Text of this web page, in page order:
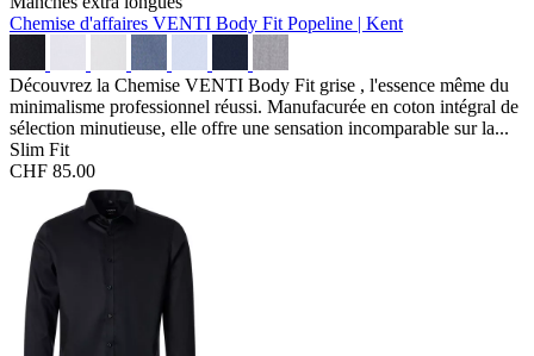
Chemise d'affaires VENTI Body Fit Popeline | Kent
Découvrez la Chemise VENTI Body Fit grise , l'essence même du
minimalisme professionnel réussi. Manufacurée en coton intégral de
sélection minutieuse, elle offre une sensation incomparable sur la...
Slim Fit
CHF 85.00